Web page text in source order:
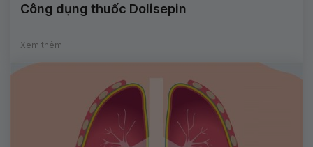
Công dụng thuốc Dolisepin
Xem thêm